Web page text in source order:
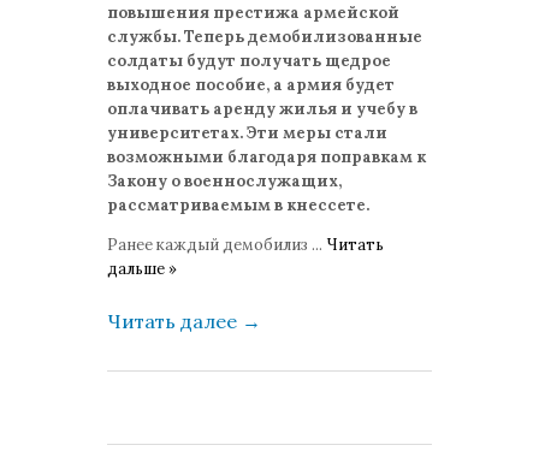
повышения престижа армейской
службы. Теперь демобилизованные
солдаты будут получать щедрое
выходное пособие, а армия будет
оплачивать аренду жилья и учебу в
университетах. Эти меры стали
возможными благодаря поправкам к
Закону о военнослужащих,
рассматриваемым в кнессете.
Ранее каждый демобилиз ... Читать
дальше »
Читать далее →